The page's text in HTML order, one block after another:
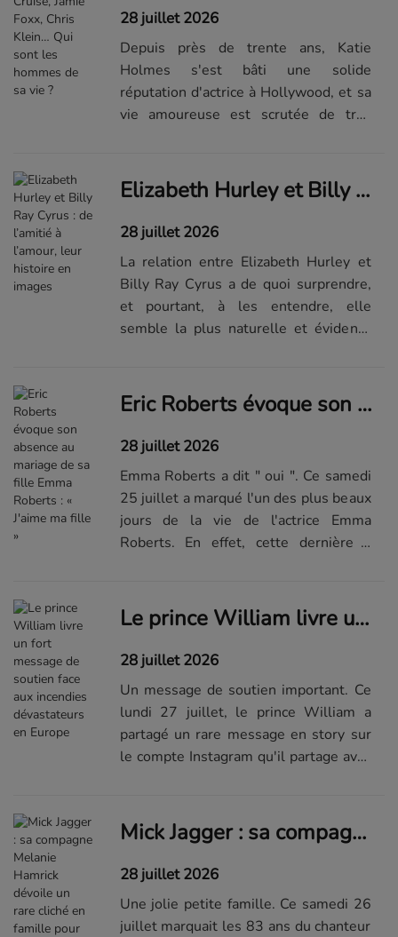
sur...
28 juillet 2026
Depuis près de trente ans, Katie
Holmes s'est bâti une solide
réputation d'actrice à Hollywood, et sa
vie amoureuse est scrutée de très
Joshua Jackson : l'amour sur le
tourn...Visualiser la suite du...
Elizabeth Hurley et Billy Ray Cyrus : de l’amitié à l’amour, leur histoire en images
28 juillet 2026
La relation entre Elizabeth Hurley et
Billy Ray Cyrus a de quoi surprendre,
et pourtant, à les entendre, elle
semble la plus naturelle et évidente
Noël au paradis ". Le
courant...Visualiser la suite du
diaporama sur Elle.fr
Eric Roberts évoque son absence au mariage de sa fille Emma Roberts : « J'aime ma fille »
28 juillet 2026
Emma Roberts a dit " oui ". Ce samedi
25 juillet a marqué l'un des plus beaux
jours de la vie de l'actrice Emma
Roberts. En effet, cette dernière a
sa vie depuis quatre an...Lire la suite
de l'article sur...
Le prince William livre un fort message de soutien face aux incendies dévastateurs en Europe
28 juillet 2026
Un message de soutien important. Ce
lundi 27 juillet, le prince William a
partagé un rare message en story sur
le compte Instagram qu'il partage avec
tragique en raison des nombreux
inc...Lire la suite de l'article sur...
Mick Jagger : sa compagne Melanie Hamrick dévoile un rare cliché en famille pour les 83 ans du chanteur
28 juillet 2026
Une jolie petite famille. Ce samedi 26
juillet marquait les 83 ans du chanteur